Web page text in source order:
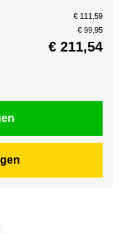
€ 111,59
€ 99,95
€ 211,54